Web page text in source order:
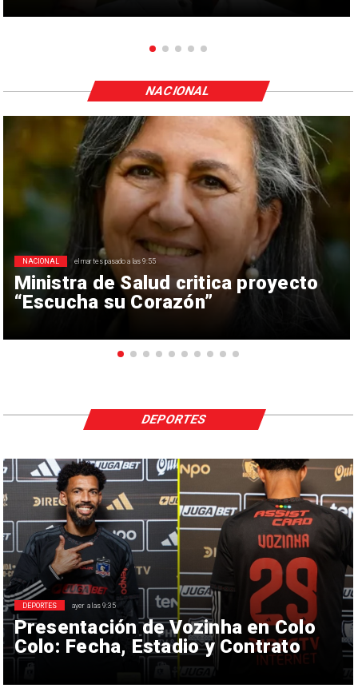
Ministra de Salud critica proyecto
“Escucha su Corazón”
NACIONAL el martes pasado a las 9:55
NACIONAL
Presentación de Vozinha en Colo
Colo: Fecha, Estadio y Contrato
DEPORTES ayer a las 9:35
DEPORTES